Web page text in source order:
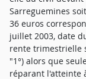
Sarreguemines
36 euros
juillet 2003, date
rente trimestrielle
"1°) alors que
réparant l'atteinte